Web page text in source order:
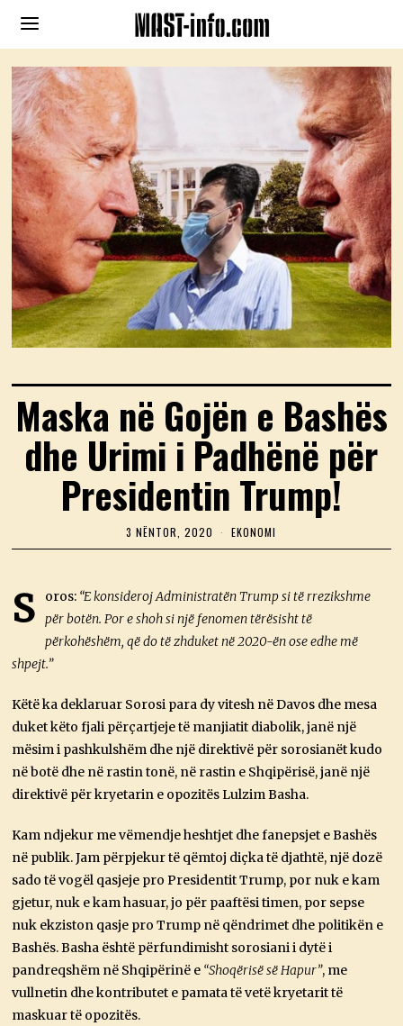
Maska në Gojën e Bashës
dhe Urimi i Padhënë për
Presidentin Trump!
3 NËNTOR, 2020
N
T
O
R
2
EKONOMI
S oros: “E konsideroj Administratën Trump si të rrezikshme
për botën. Por e shoh si një fenomen tërësisht të
përkohëshëm, që do të zhduket në 2020-ën ose edhe më
shpejt.”
Këtë ka deklaruar Sorosi para dy vitesh në Davos dhe mesa
duket këto fjali përçartjeje të manjiatit diabolik, janë një
mësim i pashkulshëm dhe një direktivë për sorosianët kudo
në botë dhe në rastin tonë, në rastin e Shqipërisë, janë një
direktivë për kryetarin e opozitës Lulzim Basha.
Kam ndjekur me vëmendje heshtjet dhe fanepsjet e Bashës
në publik. Jam përpjekur të qëmtoj diçka të djathtë, një dozë
sado të vogël qasjeje pro Presidentit Trump, por nuk e kam
gjetur, nuk e kam hasuar, jo për paaftësi timen, por sepse
nuk ekziston qasje pro Trump në qëndrimet dhe politikën e
Bashës. Basha është përfundimisht sorosiani i dytë i
pandreqshëm në Shqipërinë e “Shoqërisë së Hapur”, me
vullnetin dhe kontributet e pamata të vetë kryetarit të
maskuar të opozitës.